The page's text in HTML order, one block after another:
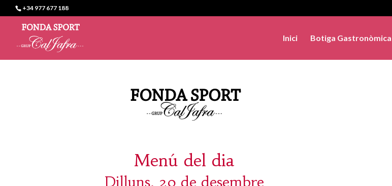
+34 977 677 188
Inici Botiga Gastronòmica
Menú del dia
Dilluns, 20 de desembre